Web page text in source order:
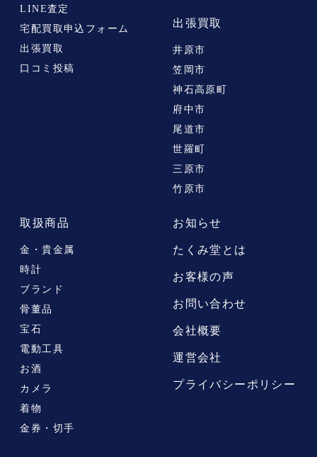
LINE査定
宅配買取申込フォーム
出張買取
口コミ投稿
出張買取
井原市
笠岡市
神石高原町
府中市
尾道市
世羅町
三原市
竹原市
取扱商品
金・貴金属
時計
ブランド
骨董品
宝石
電動工具
お酒
カメラ
着物
金券・切手
お知らせ
たくみ堂とは
お客様の声
お問い合わせ
会社概要
運営会社
プライバシーポリシー